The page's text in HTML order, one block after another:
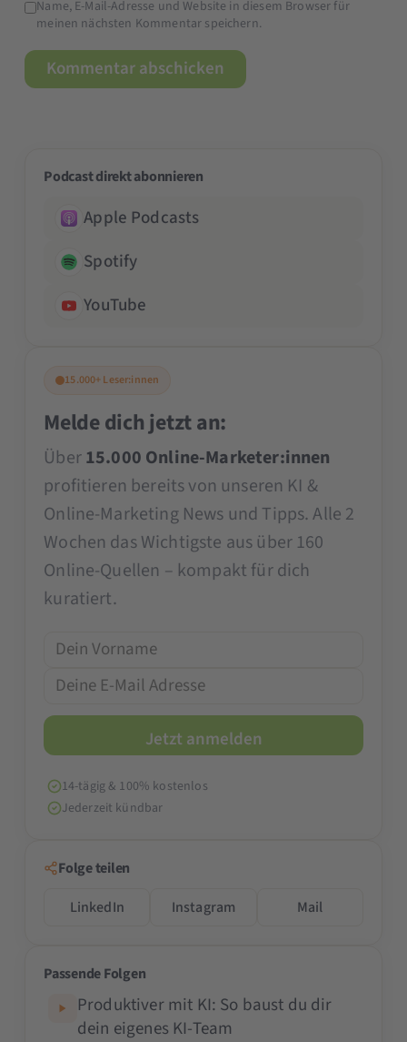
Name, E-Mail-Adresse und Website in diesem Browser für
meinen nächsten Kommentar speichern.
Podcast direkt abonnieren
Apple Podcasts
Spotify
YouTube
15.000+ Leser:innen
Melde dich jetzt an:
Über15.000 Online-Marketer:innen
profitieren bereits von unseren KI &
Online-Marketing News und Tipps. Alle 2
Wochen das Wichtigste aus über 160
Online-Quellen – kompakt für dich
kuratiert.
14-tägig & 100% kostenlos
Jederzeit kündbar
Folge teilen
LinkedIn
Instagram Mail
Passende Folgen
Produktiver mit KI: So baust du dir
dein eigenes KI-Team